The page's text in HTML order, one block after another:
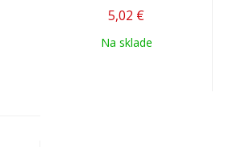
5,02 €
Na sklade